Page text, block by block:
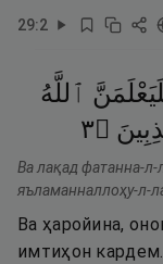
29:2
ٱللَّهُ
۝٣
Ва лақад фатанна-
яъламанналлоҳу-л-
Ва ҳаройина,
имтиҳон